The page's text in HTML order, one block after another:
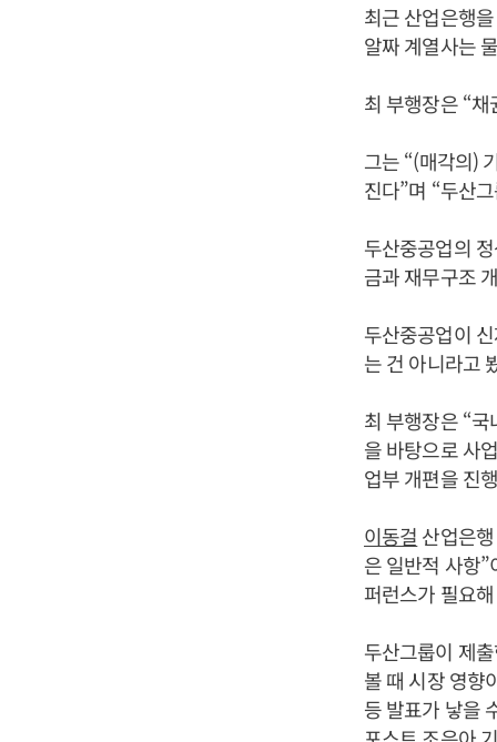
최근 산업은행
알짜 계열사는
최 부행장은 “
그는 “(매각의)
진다”며 “두산
두산중공업의
금과 재무구조
두산중공업이
는 건 아니라고
최 부행장은 “
을 바탕으로 사
업부 개편을 진
이동걸 산업은
은 일반적 사항
퍼런스가 필요
두산그룹이 제
볼 때 시장 영향
등 발표가 낳을